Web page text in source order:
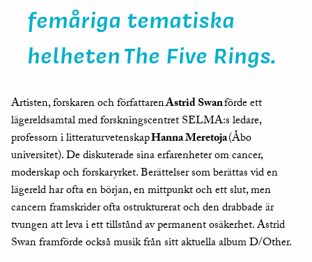
femåriga tematiska
helhetenThe Five Rings.
Artisten, forskaren och författarenAstrid Swanförde ett
lägereldsamtal med forskningscentret SELMA:s ledare,
professorn i litteraturvetenskapHanna Meretoja(Åbo
universitet). De diskuterade sina erfarenheter om cancer,
moderskap och forskaryrket. Berättelser som berättas vid en
lägereld har ofta en början, en mittpunkt och ett slut, men
cancern framskrider ofta ostrukturerat och den drabbade är
tvungen att leva i ett tillstånd av permanent osäkerhet. Astrid
Swan framförde också musik från sitt aktuella album D/Other.